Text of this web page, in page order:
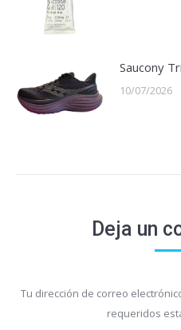
Saucony
10/07/2026
Deja un
Tu dirección de correo
requeridos